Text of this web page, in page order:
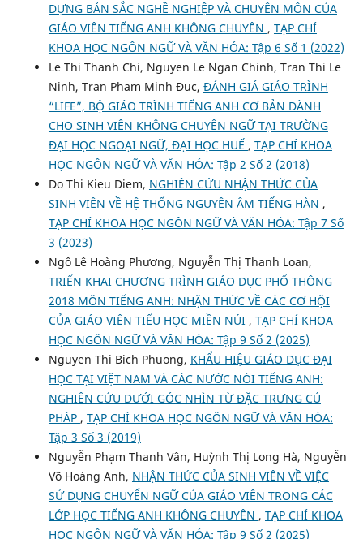
DỰNG BẢN SẮC NGHỀ NGHIỆP VÀ CHUYÊN MÔN CỦA
GIÁO VIÊN TIẾNG ANH KHÔNG CHUYÊN , TẠP CHÍ
KHOA HỌC NGÔN NGỮ VÀ VĂN HÓA: Tập 6 Số 1 (2022)
Le Thi Thanh Chi, Nguyen Le Ngan Chinh, Tran Thi Le
Ninh, Tran Pham Minh Đuc, ĐÁNH GIÁ GIÁO TRÌNH
“LIFE”, BỘ GIÁO TRÌNH TIẾNG ANH CƠ BẢN DÀNH
CHO SINH VIÊN KHÔNG CHUYÊN NGỮ TẠI TRƯỜNG
ĐẠI HỌC NGOẠI NGỮ, ĐẠI HỌC HUẾ , TẠP CHÍ KHOA
HỌC NGÔN NGỮ VÀ VĂN HÓA: Tập 2 Số 2 (2018)
Do Thi Kieu Diem, NGHIÊN CỨU NHẬN THỨC CỦA
SINH VIÊN VỀ HỆ THỐNG NGUYÊN ÂM TIẾNG HÀN ,
TẠP CHÍ KHOA HỌC NGÔN NGỮ VÀ VĂN HÓA: Tập 7 Số
3 (2023)
Ngô Lê Hoàng Phương, Nguyễn Thị Thanh Loan,
TRIỂN KHAI CHƯƠNG TRÌNH GIÁO DỤC PHỔ THÔNG
2018 MÔN TIẾNG ANH: NHẬN THỨC VỀ CÁC CƠ HỘI
CỦA GIÁO VIÊN TIỂU HỌC MIỀN NÚI , TẠP CHÍ KHOA
HỌC NGÔN NGỮ VÀ VĂN HÓA: Tập 9 Số 2 (2025)
Nguyen Thi Bich Phuong, KHẨU HIỆU GIÁO DỤC ĐẠI
HỌC TẠI VIỆT NAM VÀ CÁC NƯỚC NÓI TIẾNG ANH:
NGHIÊN CỨU DƯỚI GÓC NHÌN TỪ ĐẶC TRƯNG CÚ
PHÁP , TẠP CHÍ KHOA HỌC NGÔN NGỮ VÀ VĂN HÓA:
Tập 3 Số 3 (2019)
Nguyễn Phạm Thanh Vân, Huỳnh Thị Long Hà, Nguyễn
Võ Hoàng Anh, NHẬN THỨC CỦA SINH VIÊN VỀ VIỆC
SỬ DỤNG CHUYỂN NGỮ CỦA GIÁO VIÊN TRONG CÁC
LỚP HỌC TIẾNG ANH KHÔNG CHUYÊN , TẠP CHÍ KHOA
HỌC NGÔN NGỮ VÀ VĂN HÓA: Tập 9 Số 2 (2025)